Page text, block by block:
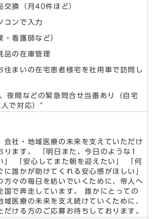
交換（月40件ほど）
コンで入力
・看護師など）
品の在庫管理
まいの在宅患者様宅を社用車で訪問し
夜間などの緊急問合せ当番あり（自宅
で対応）"
会社・地域医療の未来を支えていただけ
ります。 「明日また、今日のような1
」 「安心してまた朝を迎えたい」 「何
に誰かが助けてくれる安心感がほしい」
方々の毎日を紡いでいくために、帝人ヘ
国で奔走しています。 誰かにとっての
域医療の未来を支え続けていくために、
だける方のご応募お待ちしております。